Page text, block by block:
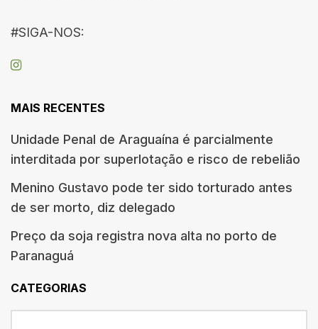
#SIGA-NOS:
MAIS RECENTES
Unidade Penal de Araguaína é parcialmente
interditada por superlotação e risco de rebelião
Menino Gustavo pode ter sido torturado antes
de ser morto, diz delegado
Preço da soja registra nova alta no porto de
Paranaguá
CATEGORIAS